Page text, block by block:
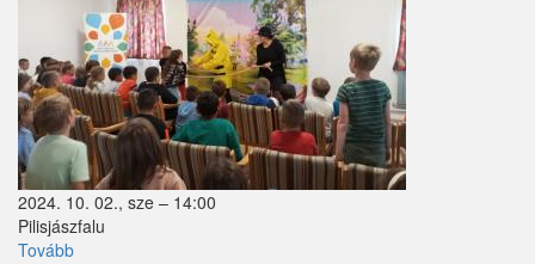
2024. 10. 02., sze – 14:00
Pilisjászfalu
Tovább